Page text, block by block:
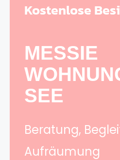
Kostenlose
MESSIE
SEE
Beratung,
Aufräumung